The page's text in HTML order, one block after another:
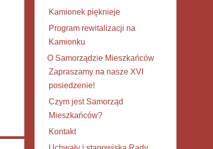
Kamionek pięknieje
Program rewitalizacji na
Kamionku
O Samorządzie Mieszkańców
Zapraszamy na nasze XVI
posiedzenie!
Czym jest Samorząd
Mieszkańców?
Kontakt